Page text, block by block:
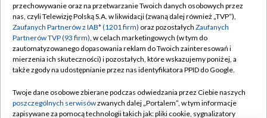
Abonament TVP
Emisja w TVP
Centrum informacji TVP
Naziemna Telewizja Cyfrowa
Rada Programowa
Regulamin TVP
Polityka prywatności
Moje zgody
Pomoc
Kontakt
przechowywanie oraz na przetwarzanie Twoich danych osobowych przez
nas, czyli Telewizję Polską S.A. w likwidacji (zwaną dalej również „TVP”),
Zaufanych Partnerów z IAB* (1201 firm) oraz pozostałych Zaufanych
Partnerów TVP (93 firm), w celach marketingowych (w tym do
zautomatyzowanego dopasowania reklam do Twoich zainteresowań i
mierzenia ich skuteczności) i pozostałych, które wskazujemy poniżej, a
także zgody na udostępnianie przez nas identyfikatora PPID do Google.
Twoje dane osobowe zbierane podczas odwiedzania przez Ciebie naszych
poszczególnych serwisówzwanych dalej „Portalem”, w tym informacje
zapisywane za pomocą technologii takich jak: pliki cookie, sygnalizatory